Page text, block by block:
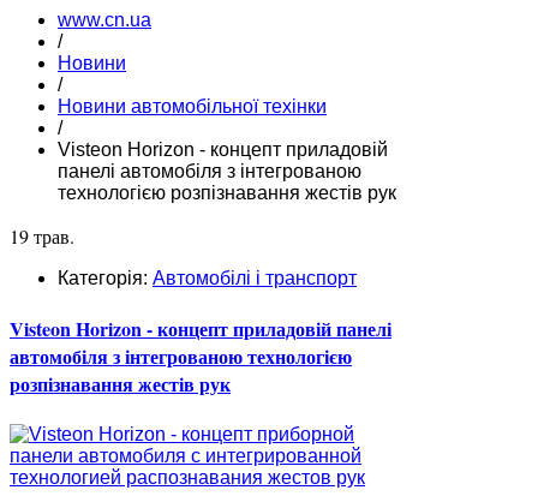
www.cn.ua
/
Новини
/
Новини автомобільної техінки
/
Visteon Horizon - концепт приладовій
панелі автомобіля з інтегрованою
технологією розпізнавання жестів рук
19 трав.
Категорія: Автомобілі і транспорт
Visteon Horizon - концепт приладовій панелі
автомобіля з інтегрованою технологією
розпізнавання жестів рук